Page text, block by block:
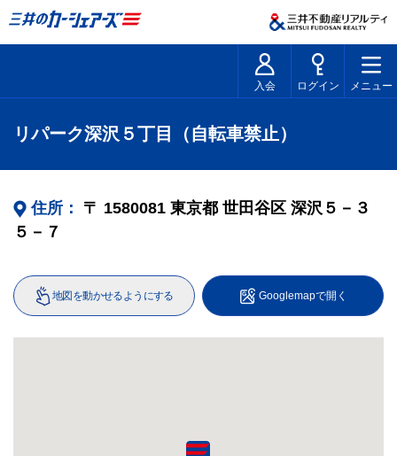
入会 ログイン メニュー
リパーク深沢５丁目（自転車禁止）
住所： 〒 1580081 東京都 世田谷区 深沢５－３
５－７
地図を動かせるようにする Googlemapで開く